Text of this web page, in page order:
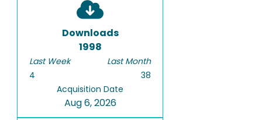
Downloads
1998
Last Week
4
Last Month
38
Acquisition Date
Aug 6, 2026